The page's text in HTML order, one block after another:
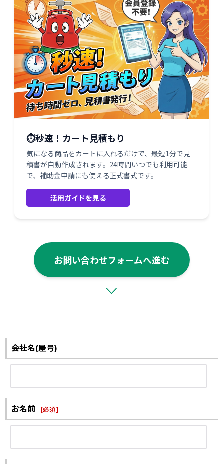
⏱️秒速！カート見積もり
気になる商品をカートに入れるだけで、最短1分で見
積書が自動作成されます。24時間いつでも利用可能
で、補助金申請にも使える正式書式です。
活用ガイドを見る
お問い合わせフォームへ進む
会社名(屋号)
お名前 [必須]